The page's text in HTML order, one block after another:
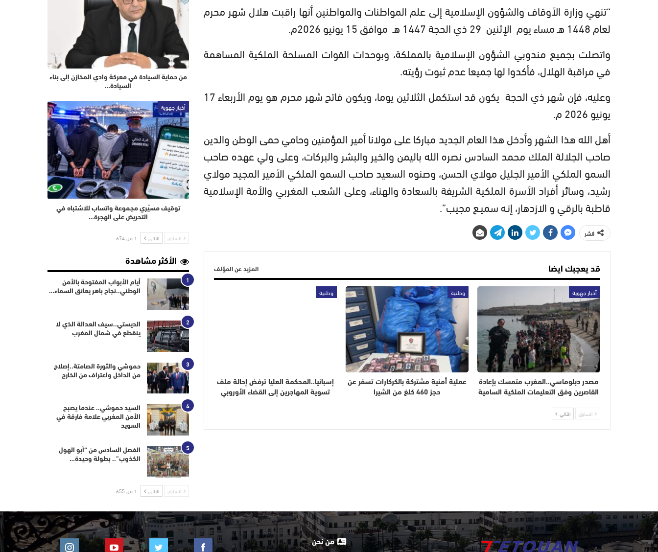
“تنهي وزارة الأوقاف والشؤون الإسلامية إلى علم المواطنات والمواطنين أنها راقبت هلال شهر محرم
لعام 1448 هـ مساء يوم الإثنين 29 ذي الحجة 1447 هـ موافق 15 يونيو 2026م.
واتصلت بجميع مندوبي الشؤون الإسلامية بالمملكة، وبوحدات القوات المسلحة الملكية المساهمة
في مراقبة الهلال، فأكدوا لها جميعا عدم ثبوت رؤيته.
وعليه، فإن شهر ذي الحجة يكون قد استكمل الثلاثين يوما، ويكون فاتح شهر محرم هو يوم الأربعاء 17
يونيو 2026 م.
أهل الله هذا الشهر وأدخل هذا العام الجديد مباركا على مولانا أمير المؤمنين وحامي حمى الوطن والدين
صاحب الجلالة الملك محمد السادس نصره الله باليمن والخير والبشر والبركات، وعلى ولي عهده صاحب
السمو الملكي الأمير الجليل مولاي الحسن، وصنوه السعيد صاحب السمو الملكي الأمير المجيد مولاي
رشيد، وسائر أفراد الأسرة الملكية الشريفة بالسعادة والهناء، وعلى الشعب المغربي والأمة الإسلامية
قاطبة بالرقي و الازدهار، إنـه سميـع مجيب”.
انشر
قد يعجبك ايضا المزيد عن المؤلف
أخبار جهوية
مصدر دبلوماسي..المغرب متمسك بإعادة
القاصرين وفق التعليمات الملكية السامية
وطنية
عملية أمنية مشتركة بالكركارات تسفر عن
حجز 460 كلغ من الشيرا
وطنية
إسبانيا..المحكمة العليا ترفض إحالة ملف
تسوية المهاجرين إلى القضاء الأوروبي
السابق التالي
من حماية السيادة في معركة وادي المخازن إلى بناء
السيادة…
أخبار جهوية
توقيف مسيّري مجموعة واتساب للاشتباه في
التحريض على الهجرة…
السابق التالي 1 من 674
الأكثر مشاهدة
1
أيام الأبواب المفتوحة بالأمن
الوطني..نجاح باهر يعانق السماء…
2
الديستي..سيف العدالة الذي لا
ينقطع في شمال المغرب
3
حموشي والثورة الصامتة..إصلاح
من الداخل واعتراف من الخارج
4
السيد حموشي.. عندما يصبح
الأمن المغربي علامة فارقة في
السويد
5
الفصل السادس من “أبو الهول
الكذوب”.. بطولة وحيدة…
السابق التالي 1 من 655
من نحن